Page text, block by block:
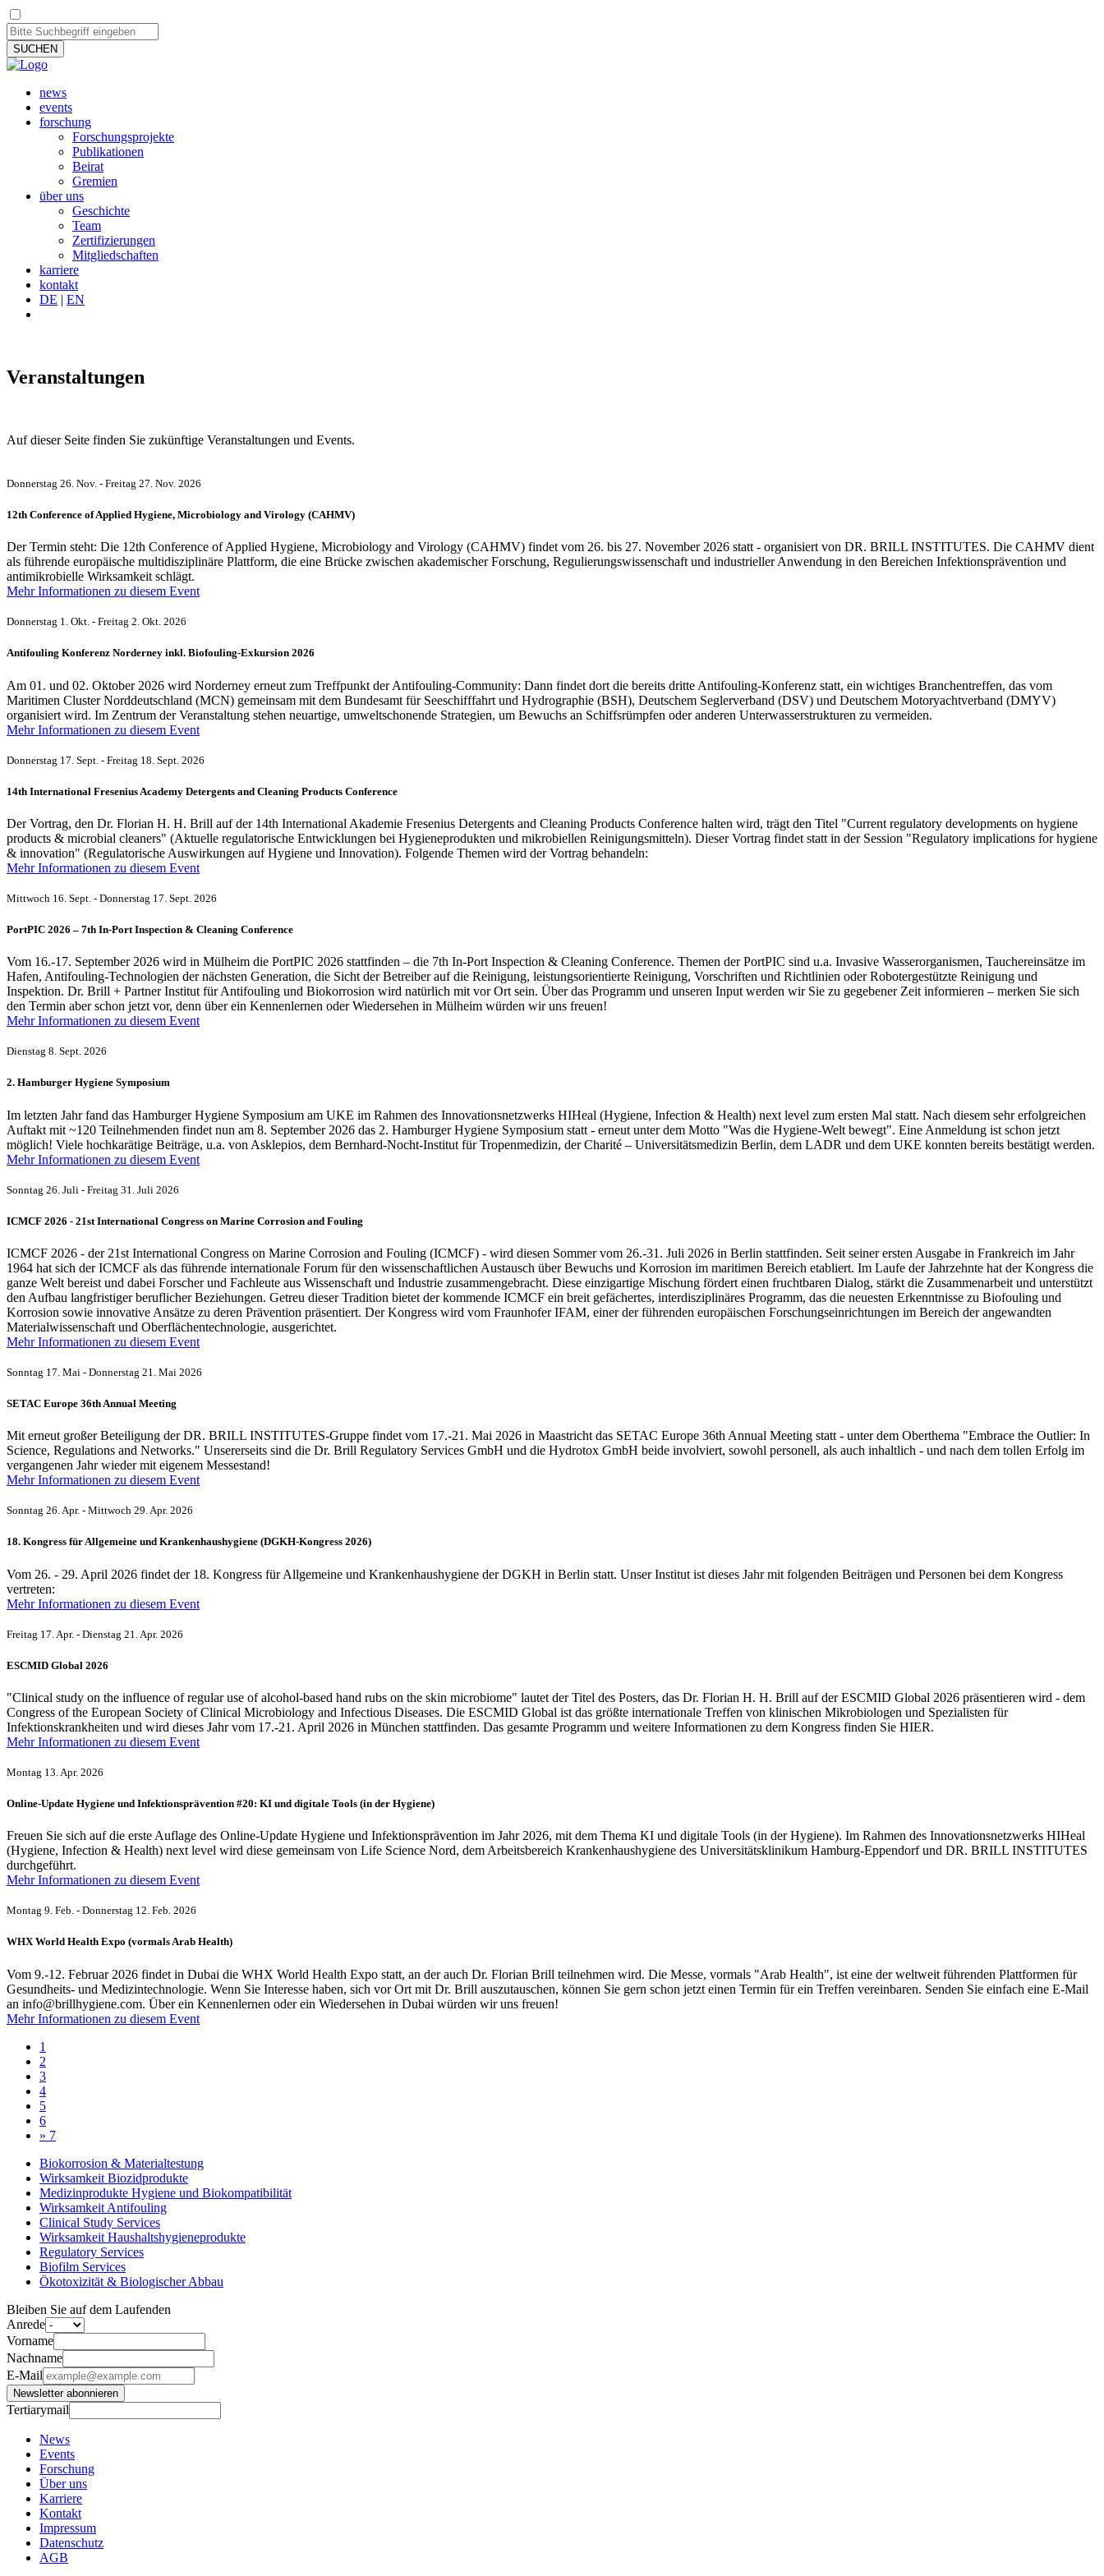
SUCHEN
news
events
forschung
Forschungsprojekte
Publikationen
Beirat
Gremien
über uns
Geschichte
Team
Zertifizierungen
Mitgliedschaften
karriere
kontakt
DE | EN
Veranstaltungen
Auf dieser Seite finden Sie zukünftige Veranstaltungen und Events.
Donnerstag 26. Nov. - Freitag 27. Nov. 2026
12th Conference of Applied Hygiene, Microbiology and Virology (CAHMV)
Der Termin steht: Die 12th Conference of Applied Hygiene, Microbiology and Virology (CAHMV) findet vom 26. bis 27. November 2026 statt - organisiert von DR. BRILL INSTITUTES. Die CAHMV dient
als führende europäische multidisziplinäre Plattform, die eine Brücke zwischen akademischer Forschung, Regulierungswissenschaft und industrieller Anwendung in den Bereichen Infektionsprävention und
antimikrobielle Wirksamkeit schlägt.
Mehr Informationen zu diesem Event
Donnerstag 1. Okt. - Freitag 2. Okt. 2026
Antifouling Konferenz Norderney inkl. Biofouling-Exkursion 2026
Am 01. und 02. Oktober 2026 wird Norderney erneut zum Treffpunkt der Antifouling-Community: Dann findet dort die bereits dritte Antifouling-Konferenz statt, ein wichtiges Branchentreffen, das vom
Maritimen Cluster Norddeutschland (MCN) gemeinsam mit dem Bundesamt für Seeschifffahrt und Hydrographie (BSH), Deutschem Seglerverband (DSV) und Deutschem Motoryachtverband (DMYV)
organisiert wird. Im Zentrum der Veranstaltung stehen neuartige, umweltschonende Strategien, um Bewuchs an Schiffsrümpfen oder anderen Unterwasserstrukturen zu vermeiden.
Mehr Informationen zu diesem Event
Donnerstag 17. Sept. - Freitag 18. Sept. 2026
14th International Fresenius Academy Detergents and Cleaning Products Conference
Der Vortrag, den Dr. Florian H. H. Brill auf der 14th International Akademie Fresenius Detergents and Cleaning Products Conference halten wird, trägt den Titel "Current regulatory developments on hygiene
products & microbial cleaners" (Aktuelle regulatorische Entwicklungen bei Hygieneprodukten und mikrobiellen Reinigungsmitteln). Dieser Vortrag findet statt in der Session "Regulatory implications for hygiene
& innovation" (Regulatorische Auswirkungen auf Hygiene und Innovation). Folgende Themen wird der Vortrag behandeln:
Mehr Informationen zu diesem Event
Mittwoch 16. Sept. - Donnerstag 17. Sept. 2026
PortPIC 2026 – 7th In-Port Inspection & Cleaning Conference
Vom 16.-17. September 2026 wird in Mülheim die PortPIC 2026 stattfinden – die 7th In-Port Inspection & Cleaning Conference. Themen der PortPIC sind u.a. Invasive Wasserorganismen, Tauchereinsätze im
Hafen, Antifouling-Technologien der nächsten Generation, die Sicht der Betreiber auf die Reinigung, leistungsorientierte Reinigung, Vorschriften und Richtlinien oder Robotergestützte Reinigung und
Inspektion. Dr. Brill + Partner Institut für Antifouling und Biokorrosion wird natürlich mit vor Ort sein. Über das Programm und unseren Input werden wir Sie zu gegebener Zeit informieren – merken Sie sich
den Termin aber schon jetzt vor, denn über ein Kennenlernen oder Wiedersehen in Mülheim würden wir uns freuen!
Mehr Informationen zu diesem Event
Dienstag 8. Sept. 2026
2. Hamburger Hygiene Symposium
Im letzten Jahr fand das Hamburger Hygiene Symposium am UKE im Rahmen des Innovationsnetzwerks HIHeal (Hygiene, Infection & Health) next level zum ersten Mal statt. Nach diesem sehr erfolgreichen
Auftakt mit ~120 Teilnehmenden findet nun am 8. September 2026 das 2. Hamburger Hygiene Symposium statt - erneut unter dem Motto "Was die Hygiene-Welt bewegt". Eine Anmeldung ist schon jetzt
möglich! Viele hochkarätige Beiträge, u.a. von Asklepios, dem Bernhard-Nocht-Institut für Tropenmedizin, der Charité – Universitätsmedizin Berlin, dem LADR und dem UKE konnten bereits bestätigt werden.
Mehr Informationen zu diesem Event
Sonntag 26. Juli - Freitag 31. Juli 2026
ICMCF 2026 - 21st International Congress on Marine Corrosion and Fouling
ICMCF 2026 - der 21st International Congress on Marine Corrosion and Fouling (ICMCF) - wird diesen Sommer vom 26.-31. Juli 2026 in Berlin stattfinden. Seit seiner ersten Ausgabe in Frankreich im Jahr
1964 hat sich der ICMCF als das führende internationale Forum für den wissenschaftlichen Austausch über Bewuchs und Korrosion im maritimen Bereich etabliert. Im Laufe der Jahrzehnte hat der Kongress die
ganze Welt bereist und dabei Forscher und Fachleute aus Wissenschaft und Industrie zusammengebracht. Diese einzigartige Mischung fördert einen fruchtbaren Dialog, stärkt die Zusammenarbeit und unterstützt
den Aufbau langfristiger beruflicher Beziehungen. Getreu dieser Tradition bietet der kommende ICMCF ein breit gefächertes, interdisziplinäres Programm, das die neuesten Erkenntnisse zu Biofouling und
Korrosion sowie innovative Ansätze zu deren Prävention präsentiert. Der Kongress wird vom Fraunhofer IFAM, einer der führenden europäischen Forschungseinrichtungen im Bereich der angewandten
Materialwissenschaft und Oberflächentechnologie, ausgerichtet.
Mehr Informationen zu diesem Event
Sonntag 17. Mai - Donnerstag 21. Mai 2026
SETAC Europe 36th Annual Meeting
Mit erneut großer Beteiligung der DR. BRILL INSTITUTES-Gruppe findet vom 17.-21. Mai 2026 in Maastricht das SETAC Europe 36th Annual Meeting statt - unter dem Oberthema "Embrace the Outlier: In
Science, Regulations and Networks." Unsererseits sind die Dr. Brill Regulatory Services GmbH und die Hydrotox GmbH beide involviert, sowohl personell, als auch inhaltlich - und nach dem tollen Erfolg im
vergangenen Jahr wieder mit eigenem Messestand!
Mehr Informationen zu diesem Event
Sonntag 26. Apr. - Mittwoch 29. Apr. 2026
18. Kongress für Allgemeine und Krankenhaushygiene (DGKH-Kongress 2026)
Vom 26. - 29. April 2026 findet der 18. Kongress für Allgemeine und Krankenhaushygiene der DGKH in Berlin statt. Unser Institut ist dieses Jahr mit folgenden Beiträgen und Personen bei dem Kongress
vertreten:
Mehr Informationen zu diesem Event
Freitag 17. Apr. - Dienstag 21. Apr. 2026
ESCMID Global 2026
"Clinical study on the influence of regular use of alcohol-based hand rubs on the skin microbiome" lautet der Titel des Posters, das Dr. Florian H. H. Brill auf der ESCMID Global 2026 präsentieren wird - dem
Congress of the European Society of Clinical Microbiology and Infectious Diseases. Die ESCMID Global ist das größte internationale Treffen von klinischen Mikrobiologen und Spezialisten für
Infektionskrankheiten und wird dieses Jahr vom 17.-21. April 2026 in München stattfinden. Das gesamte Programm und weitere Informationen zu dem Kongress finden Sie HIER.
Mehr Informationen zu diesem Event
Montag 13. Apr. 2026
Online-Update Hygiene und Infektions­prävention #20: KI und digitale Tools (in der Hygiene)
Freuen Sie sich auf die erste Auflage des Online-Update Hygiene und Infektionsprävention im Jahr 2026, mit dem Thema KI und digitale Tools (in der Hygiene). Im Rahmen des Innovationsnetzwerks HIHeal
(Hygiene, Infection & Health) next level wird diese gemeinsam von Life Science Nord, dem Arbeitsbereich Krankenhaushygiene des Universitätsklinikum Hamburg-Eppendorf und DR. BRILL INSTITUTES
durchgeführt.
Mehr Informationen zu diesem Event
Montag 9. Feb. - Donnerstag 12. Feb. 2026
WHX World Health Expo (vormals Arab Health)
Vom 9.-12. Februar 2026 findet in Dubai die WHX World Health Expo statt, an der auch Dr. Florian Brill teilnehmen wird. Die Messe, vormals "Arab Health", ist eine der weltweit führenden Plattformen für
Gesundheits- und Medizintechnologie. Wenn Sie Interesse haben, sich vor Ort mit Dr. Brill auszutauschen, können Sie gern schon jetzt einen Termin für ein Treffen vereinbaren. Senden Sie einfach eine E-Mail
an info@brillhygiene.com. Über ein Kennenlernen oder ein Wiedersehen in Dubai würden wir uns freuen!
Mehr Informationen zu diesem Event
1
2
3
4
5
6
» 7
Biokorrosion & Materialtestung
Wirksamkeit Biozidprodukte
Medizinprodukte Hygiene und Biokompatibilität
Wirksamkeit Antifouling
Clinical Study Services
Wirksamkeit Haushaltshygieneprodukte
Regulatory Services
Biofilm Services
Ökotoxizität & Biologischer Abbau
Bleiben Sie auf dem Laufenden
Anrede
Vorname
Nachname
E-Mail
Newsletter abonnieren
Tertiarymail
News
Events
Forschung
Über uns
Karriere
Kontakt
Impressum
Datenschutz
AGB